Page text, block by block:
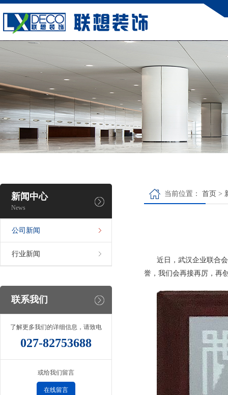
新闻中心
News
公司新闻
行业新闻
联系我们
了解更多我们的详细信息，请致电
027-82753688
或给我们留言
在线留言
当前位置： 首页 >
近日，武汉企业联合
誉，我们会再接再厉，再